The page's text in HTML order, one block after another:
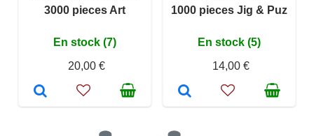
3000 pieces Art
En stock (7)
20,00 €
1000 pieces Jig & Puz
En stock (5)
14,00 €